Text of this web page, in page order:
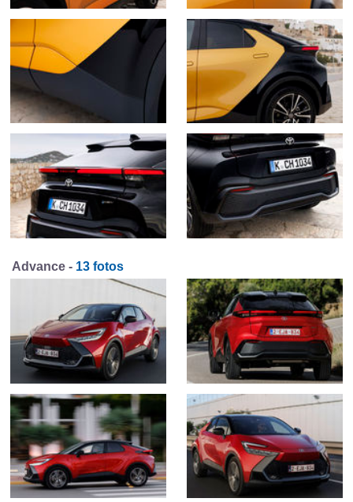
Advance - 13 fotos